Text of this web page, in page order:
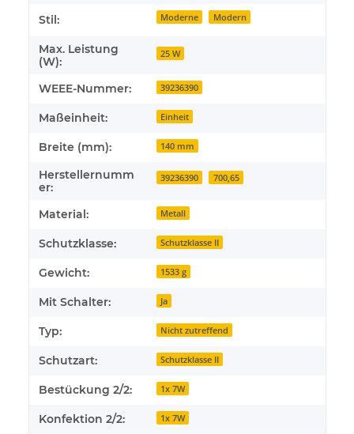
Stil: Moderne Modern
Max. Leistung
(W):
25 W
WEEE-Nummer: 39236390
Maßeinheit: Einheit
Breite (mm): 140 mm
Herstellernumm
er:
39236390 700,65
Material: Metall
Schutzklasse: Schutzklasse II
Gewicht: 1533 g
Mit Schalter: Ja
Typ: Nicht zutreffend
Schutzart: Schutzklasse II
Bestückung 2/2: 1x 7W
Konfektion 2/2: 1x 7W